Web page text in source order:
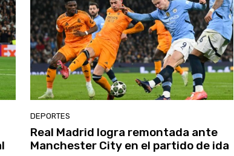
DEPORTES
Real Madrid logra remontada ante
Manchester City en el partido de ida